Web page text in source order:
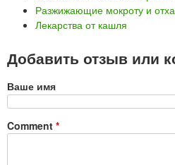
Разжижающие мокроту и
Лекарства от кашля
Добавить отзыв или
Ваше имя
Comment *